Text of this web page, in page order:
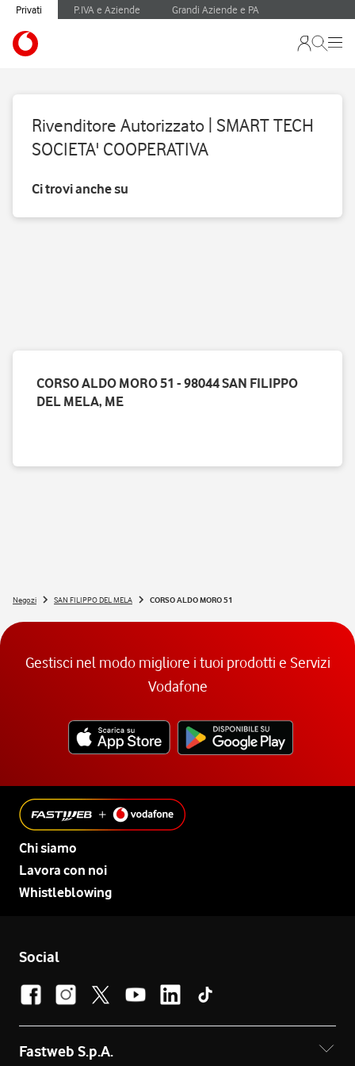
Privati P.IVA e Aziende Grandi Aziende e PA
Rivenditore Autorizzato | SMART TECH
SOCIETA' COOPERATIVA
Ci trovi anche su
CORSO ALDO MORO 51 - 98044 SAN FILIPPO
DEL MELA, ME
Negozi SAN FILIPPO DEL MELA CORSO ALDO MORO 51
Gestisci nel modo migliore i tuoi prodotti e Servizi
Vodafone
Chi siamo
Lavora con noi
Whistleblowing
Social
Fastweb S.p.A.